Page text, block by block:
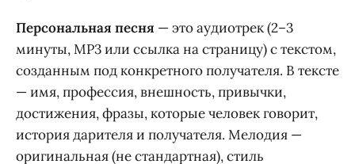
Персональная песня — это аудиотрек (2–3
минуты, MP3 или ссылка на страницу) с текстом,
созданным под конкретного получателя. В тексте
— имя, профессия, внешность, привычки,
достижения, фразы, которые человек говорит,
история дарителя и получателя. Мелодия —
оригинальная (не стандартная), стиль